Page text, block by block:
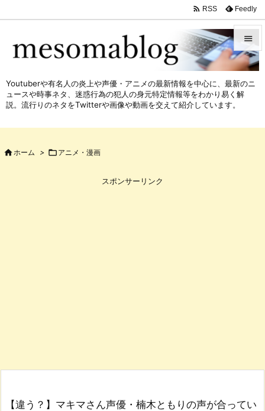



 RSS Feedly
Youtuberや有名人の炎上や声優・アニメの最新情報を中心に、最新のニ
ュースや時事ネタ、迷惑行為の犯人の身元特定情報等をわかり易く解
説。流行りのネタをTwitterや画像や動画を交えて紹介しています。
 ホーム >  アニメ・漫画
スポンサーリンク
【違う？】マキマさん声優・楠木ともりの声が合ってい